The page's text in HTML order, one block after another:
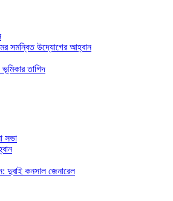
সমন্বিত উদ্যোগের আহ্বান
তাগিদ
সভা
দুবাই কনসাল জেনারেল